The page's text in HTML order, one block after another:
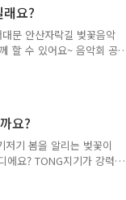
주차장을 안내해 드릴게
어집니다!! 일방통행 안내
간까지는 ..
요?
문 안산자락길 벚꽃음악
할 수 있어요~ 음악회 공
고요~ 낮에 만나는 벚꽃
니고 있답니다. 서대문
벚꽃이 형형색색 물들었
보는 벚꽃과 또다른 매력
'러브썸'과 함..
요?
기 봄을 알리는 벚꽃이
에요? TONG지기가 강력하
'서대문 안산자락길 벚
열리게 됩니다. 혹시 대중